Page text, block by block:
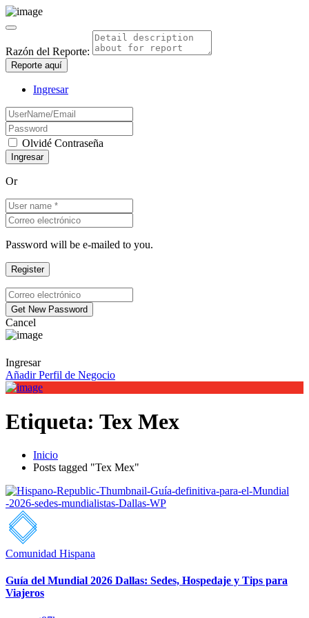
Razón del Reporte:
Reporte aquí
Ingresar
Olvidé Contraseña
Or
Password will be e-mailed to you.
Cancel
Ingresar
Añadir Perfil de Negocio
Etiqueta: Tex Mex
Inicio
Posts tagged "Tex Mex"
Comunidad Hispana
Guía del Mundial 2026 Dallas: Sedes, Hospedaje y Tips para
Viajeros